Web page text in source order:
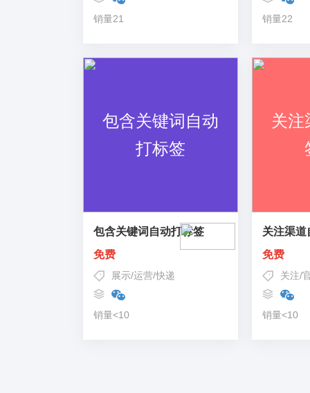
销量21 销量22
包含关键词自动打标签
免费
展示/运营/快递
销量<10
关注渠道
免费
关注/
销量<10